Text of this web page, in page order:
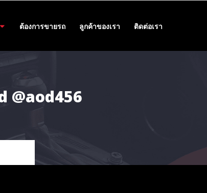
ต้องการขายรถ ลูกค้าของเรา ติดต่อเรา
@aod456